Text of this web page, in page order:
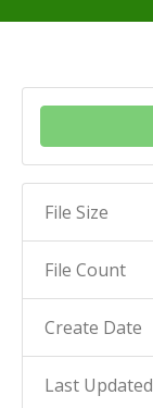
File Size
File Count
Create Date
Last Updated